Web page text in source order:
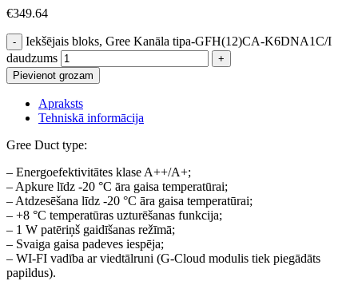
€349.64
Iekšējais bloks, Gree Kanāla tipa-GFH(12)CA-K6DNA1C/I
daudzums
Pievienot grozam
Apraksts
Tehniskā informācija
Gree Duct type:
– Energoefektivitātes klase A++/A+;
– Apkure līdz -20 °C āra gaisa temperatūrai;
– Atdzesēšana līdz -20 °C āra gaisa temperatūrai;
– +8 °C temperatūras uzturēšanas funkcija;
– 1 W patēriņš gaidīšanas režīmā;
– Svaiga gaisa padeves iespēja;
– WI-FI vadība ar viedtālruni (G-Cloud modulis tiek piegādāts
papildus).